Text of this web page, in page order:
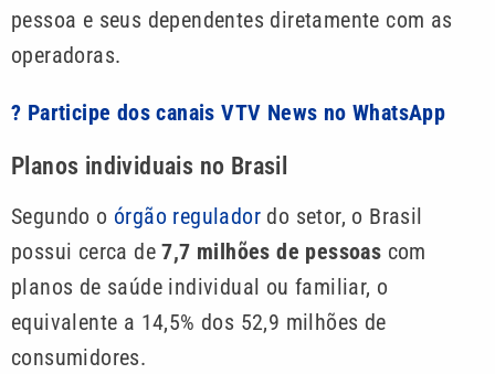
pessoa e seus dependentes diretamente com as
operadoras.
? Participe dos canais VTV News no WhatsApp
Planos individuais no Brasil
Segundo o órgão regulador do setor, o Brasil
possui cerca de 7,7 milhões de pessoas com
planos de saúde individual ou familiar, o
equivalente a 14,5% dos 52,9 milhões de
consumidores.